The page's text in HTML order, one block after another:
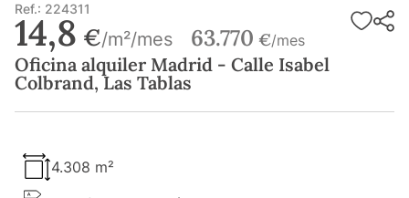
Ref.: 224311
14,8 €/m²/mes 63.770 €/mes
Oficina alquiler Madrid - Calle Isabel
Colbrand, Las Tablas
4.308 m²